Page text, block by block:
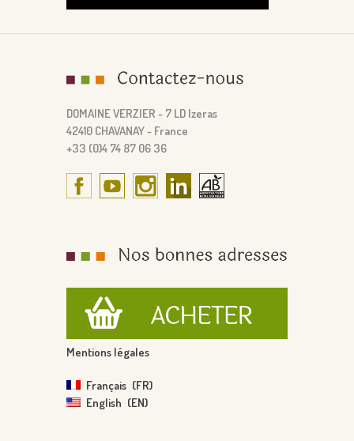
DOMAINE VERZIER - 7 LD Izeras
42410 CHAVANAY - France
+33 (0)4 74 87 06 36
Mentions légales
Français
FR
English
EN